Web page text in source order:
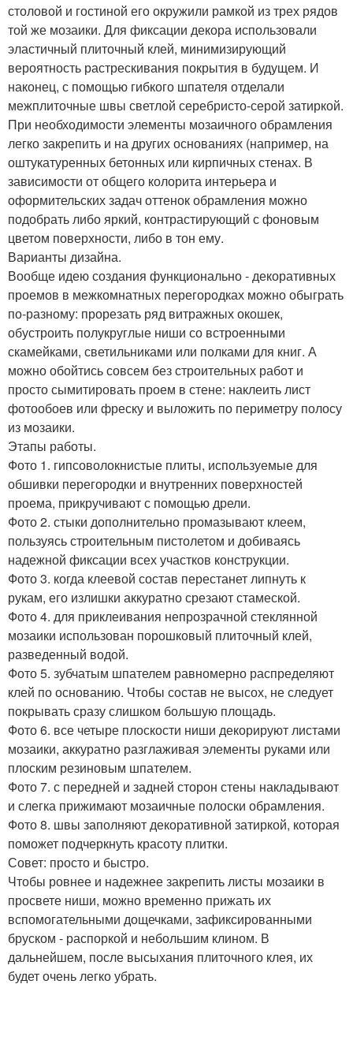
столовой и гостиной его окружили рамкой из трех рядов
той же мозаики. Для фиксации декора использовали
эластичный плиточный клей, минимизирующий
вероятность растрескивания покрытия в будущем. И
наконец, с помощью гибкого шпателя отделали
межплиточные швы светлой серебристо-серой затиркой.
При необходимости элементы мозаичного обрамления
легко закрепить и на других основаниях (например, на
оштукатуренных бетонных или кирпичных стенах. В
зависимости от общего колорита интерьера и
оформительских задач оттенок обрамления можно
подобрать либо яркий, контрастирующий с фоновым
цветом поверхности, либо в тон ему.
Варианты дизайна.
Вообще идею создания функционально - декоративных
проемов в межкомнатных перегородках можно обыграть
по-разному: прорезать ряд витражных окошек,
обустроить полукруглые ниши со встроенными
скамейками, светильниками или полками для книг. А
можно обойтись совсем без строительных работ и
просто сымитировать проем в стене: наклеить лист
фотообоев или фреску и выложить по периметру полосу
из мозаики.
Этапы работы.
Фото 1. гипсоволокнистые плиты, используемые для
обшивки перегородки и внутренних поверхностей
проема, прикручивают с помощью дрели.
Фото 2. стыки дополнительно промазывают клеем,
пользуясь строительным пистолетом и добиваясь
надежной фиксации всех участков конструкции.
Фото 3. когда клеевой состав перестанет липнуть к
рукам, его излишки аккуратно срезают стамеской.
Фото 4. для приклеивания непрозрачной стеклянной
мозаики использован порошковый плиточный клей,
разведенный водой.
Фото 5. зубчатым шпателем равномерно распределяют
клей по основанию. Чтобы состав не высох, не следует
покрывать сразу слишком большую площадь.
Фото 6. все четыре плоскости ниши декорируют листами
мозаики, аккуратно разглаживая элементы руками или
плоским резиновым шпателем.
Фото 7. с передней и задней сторон стены накладывают
и слегка прижимают мозаичные полоски обрамления.
Фото 8. швы заполняют декоративной затиркой, которая
поможет подчеркнуть красоту плитки.
Совет: просто и быстро.
Чтобы ровнее и надежнее закрепить листы мозаики в
просвете ниши, можно временно прижать их
вспомогательными дощечками, зафиксированными
бруском - распоркой и небольшим клином. В
дальнейшем, после высыхания плиточного клея, их
будет очень легко убрать.